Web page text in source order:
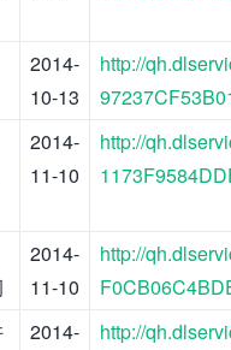
2014-
10-13
http://
2014-
11-10
http://
2014-
11-10
http://
2014-
http://